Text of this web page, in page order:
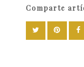
Comparte